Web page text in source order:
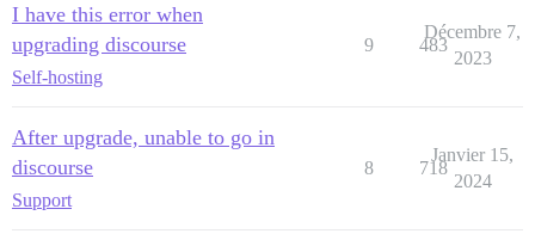
I have this error when
upgrading discourse
Self-hosting
9 483
Décembre 7,
2023
After upgrade, unable to go in
discourse
Support
8 718
Janvier 15,
2024